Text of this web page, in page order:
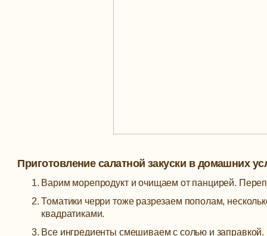
Приготовление салатной закуски в домашних
Варим морепродукт и очищаем от панцирей.
Томатики черри тоже разрезаем пополам,
квадратиками.
Все ингредиенты смешиваем с солью и заправкой.